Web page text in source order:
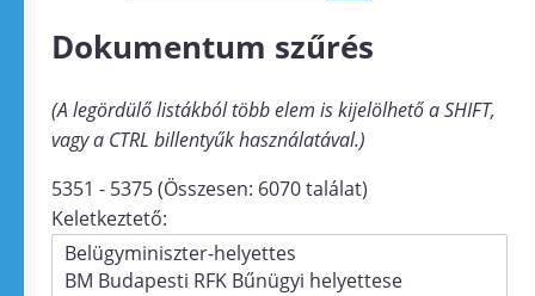
Dokumentum szűrés
(A legördülő listákból több elem is kijelölhető a SHIFT,
vagy a CTRL billentyűk használatával.)
5351 - 5375 (Összesen: 6070 találat)
Keletkeztető: